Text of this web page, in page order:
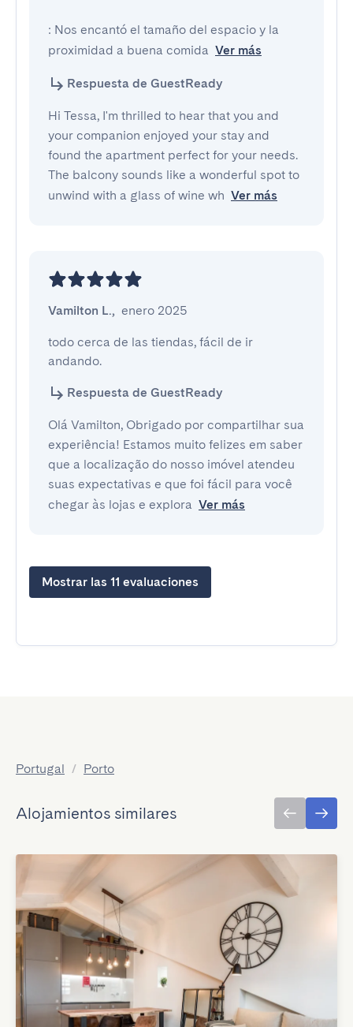
: Nos encantó el tamaño del espacio y la
proximidad a buena comida Ver más
Respuesta de GuestReady
Hi Tessa, I'm thrilled to hear that you and
your companion enjoyed your stay and
found the apartment perfect for your needs.
The balcony sounds like a wonderful spot to
unwind with a glass of wine wh Ver más
Vamilton L., enero 2025
todo cerca de las tiendas, fácil de ir
andando.
Respuesta de GuestReady
Olá Vamilton, Obrigado por compartilhar sua
experiência! Estamos muito felizes em saber
que a localização do nosso imóvel atendeu
suas expectativas e que foi fácil para você
chegar às lojas e explora Ver más
Mostrar las 11 evaluaciones
Portugal / Porto
Alojamientos similares